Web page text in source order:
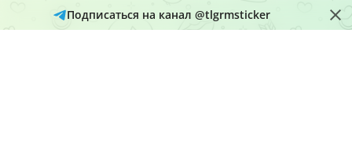
Подписаться на канал @tlgrmsticker